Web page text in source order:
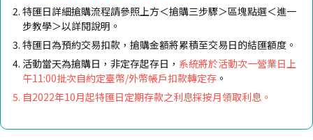
特匯日詳細搶購流程請參照上方＜搶購三步驟＞區塊點選＜進一
步教學＞以詳閱說明。
特匯日為預約交易扣款，搶購金額將累積至交易日的結匯額度。
活動當天為搶購日，非定存起存日， 系統將於活動次一營業日上
午11:00批次自約定臺幣/外幣帳戶扣款轉定存 。
自2022年10月起特匯日定期存款之利息採按月領取利息。